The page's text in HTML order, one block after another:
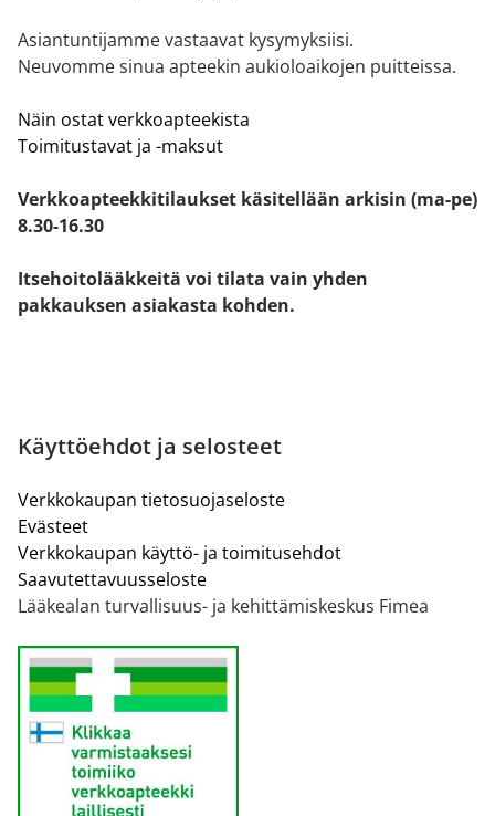
Asiantuntijamme vastaavat kysymyksiisi.
Neuvomme sinua apteekin aukioloaikojen puitteissa.
Näin ostat verkkoapteekista
Toimitustavat ja -maksut
Verkkoapteekkitilaukset käsitellään arkisin (ma-pe)
8.30-16.30
Itsehoitolääkkeitä voi tilata vain yhden
pakkauksen asiakasta kohden.
Käyttöehdot ja selosteet
Verkkokaupan tietosuojaseloste
Evästeet
Verkkokaupan käyttö- ja toimitusehdot
Saavutettavuusseloste
Lääkealan turvallisuus- ja kehittämiskeskus Fimea